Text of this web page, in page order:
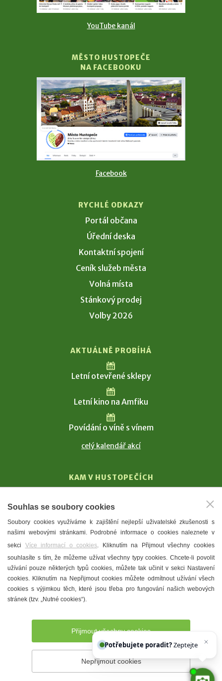
YouTube kanál
MĚSTO HUSTOPEČE
NA FACEBOOKU
Facebook
RYCHLÉ ODKAZY
Portál občana
Úřední deska
Kontaktní spojení
Ceník služeb města
Volná místa
Stánkový prodej
Volby 2026
AKTUÁLNĚ PROBÍHÁ
Letní otevřené sklepy
Letní kino na Amfiku
Povídání o víně s vínem
celý kalendář akcí
KAM V HUSTOPEČÍCH
T. G. Masaryk
Mandloně
Ubytování
Restaurace
Městské muzeum a galerie
Denní meníčka
Prohlášení o přístupnosti Správce webu
Souhlas se soubory cookies
Soubory cookies využíváme k zajištění nejlepší uživatelské zkušenosti s
našimi webovými stránkami. Podrobné informace o cookies naleznete v
sekci Více informací o cookies. Kliknutím na Přijmout všechny cookies
souhlasíte s tím, že můžeme užívat všechny typy cookies. Chcete-li povolit
užívání pouze některých typů cookies, můžete tak učinit v sekci Nastavení
cookies. Kliknutím na Nepřijmout cookies můžete odmítnout užívání všech
cookies s výjimkou těch, které jsou třeba pro fungování našich webových
stránek (tzv. „Nutné cookies“).
Přijmout všechny cookies
Nepřijmout cookies
Potřebujete poradit? Zeptejte se našeh